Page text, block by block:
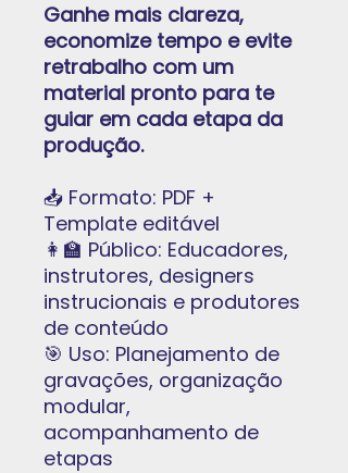
Ganhe mais clareza,
economize tempo e evite
retrabalho com um
material pronto para te
guiar em cada etapa da
produção.
📥 Formato: PDF +
Template editável
👩‍🏫 Público: Educadores,
instrutores, designers
instrucionais e produtores
de conteúdo
🎯 Uso: Planejamento de
gravações, organização
modular,
acompanhamento de
etapas